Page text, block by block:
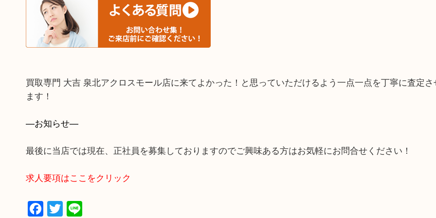
買取専門 大吉 泉北アクロスモール店に来てよかった！と思っていただけるよう一点一点を丁寧に査定さ
ます！
—お知らせ—
最後に当店では現在、正社員を募集しておりますのでご興味ある方はお気軽にお問合せください！
求人要項はここをクリック
Facebook
Twitter
Line